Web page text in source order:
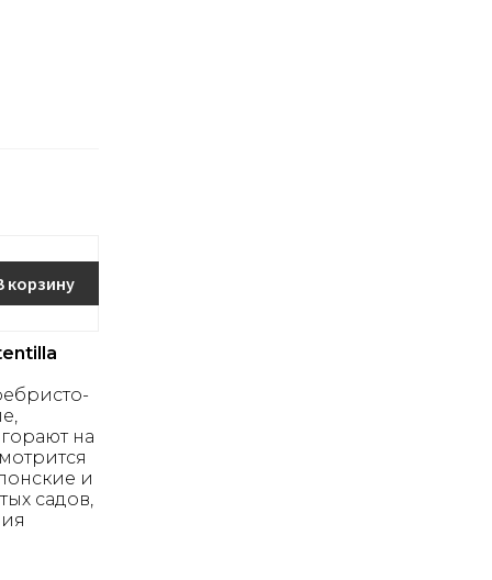
корзину
на
и
садов,